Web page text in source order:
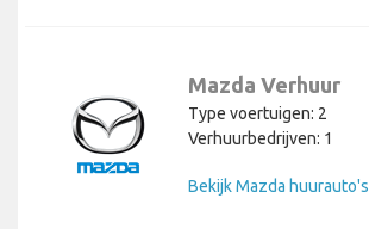
Mazda Verhuur
Type voertuigen: 2
Verhuurbedrijven: 1
Bekijk Mazda huurauto's